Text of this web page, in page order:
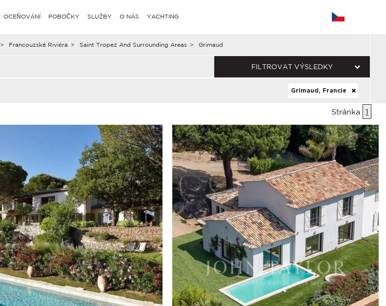
OCEŇOVÁNÍ POBOČKY SLUŽBY O NÁS YACHTING
> Francouzská Riviéra > Saint Tropez And Surrounding Areas > Grimaud
FILTROVAT VÝSLEDKY
Grimaud, Francie
Stránka 1